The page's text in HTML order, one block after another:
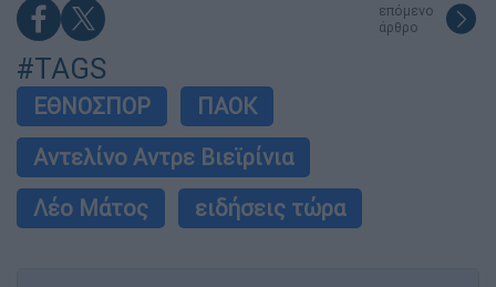
επόμενο
άρθρο
#TAGS
ΕΘΝΟΣΠΟΡ
ΠΑΟΚ
Αντελίνο Αντρε Βιεϊρίνια
Λέο Μάτος
ειδήσεις τώρα